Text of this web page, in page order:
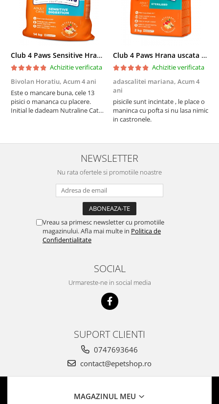
Club 4 Paws Sensitive Hrana uscata pisici adulte, 14kg
Achizitie verificata
Bivolan Horatiu, Acum 4 ani
Este o mancare buna, cele 13
pisici o mananca cu placere.
Initial le dadeam Nutraline Cat
nu o mananca cu placere. Eu
sunt multumit si voi continua cu
Club 4 Paws Hrana uscata pisici sterilizate, 2kg
Achizitie verificata
adascalitei mariana, Acum 4
ani
pisicile sunt incintate , le place o
maninca cu pofta si nu lasa nimic
in castronele.
NEWSLETTER
Nu rata ofertele si promotiile noastre
Vreau sa primesc newsletter cu promotiile
magazinului. Afla mai multe in Politica de
Confidentialitate
SOCIAL
Urmareste-ne in social media
SUPORT CLIENTI
0747693646
contact@epetshop.ro
MAGAZINUL MEU